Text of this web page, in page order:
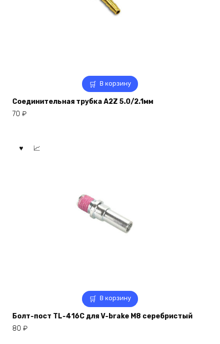
В корзину
Соединительная трубка A2Z 5.0/2.1мм
70 ₽
В корзину
Болт-пост TL-416С для V-brake M8 серебристый
80 ₽